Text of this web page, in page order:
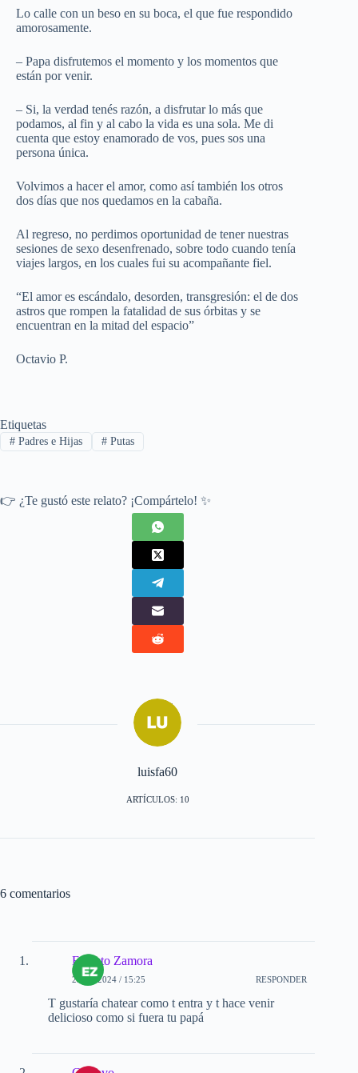
Lo calle con un beso en su boca, el que fue respondido
amorosamente.
– Papa disfrutemos el momento y los momentos que
están por venir.
– Si, la verdad tenés razón, a disfrutar lo más que
podamos, al fin y al cabo la vida es una sola. Me di
cuenta que estoy enamorado de vos, pues sos una
persona única.
Volvimos a hacer el amor, como así también los otros
dos días que nos quedamos en la cabaña.
Al regreso, no perdimos oportunidad de tener nuestras
sesiones de sexo desenfrenado, sobre todo cuando tenía
viajes largos, en los cuales fui su acompañante fiel.
“El amor es escándalo, desorden, transgresión: el de dos
astros que rompen la fatalidad de sus órbitas y se
encuentran en la mitad del espacio”
Octavio P.
Etiquetas
#Padres e Hijas #Putas
👉 ¿Te gustó este relato? ¡Compártelo! ✨
luisfa60
ARTÍCULOS: 10
6 comentarios
Ernesto Zamora
29-11-2024 / 15:25 RESPONDER
T gustaría chatear como t entra y t hace venir
delicioso como si fuera tu papá